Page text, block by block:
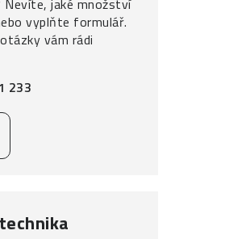
jaké množství
vyplňte formulář.
vám rádi
233